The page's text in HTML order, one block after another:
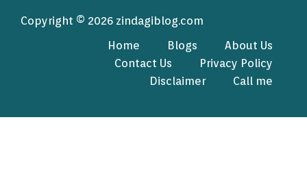
Copyright © 2026 zindagiblog.com
Home
Blogs
About Us
Contact Us
Privacy Policy
Disclaimer
Call me